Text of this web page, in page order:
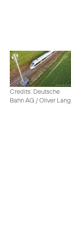
Credits: Deutsche
Bahn AG / Oliver Lang